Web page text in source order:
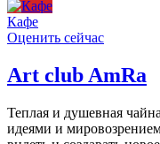
Кафе
Оценить сейчас
Art сlub AmRa
Теплая и душевная
идеями и